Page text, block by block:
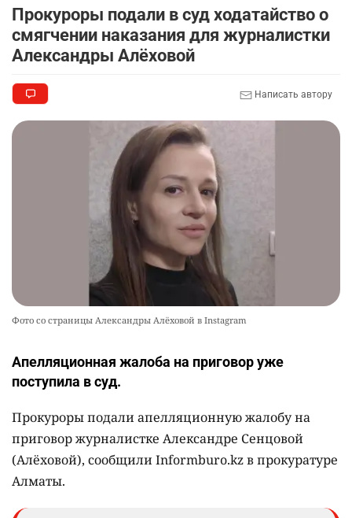
Прокуроры подали в суд ходатайство о
смягчении наказания для журналистки
Александры Алёховой
Написать автору
Фото со страницы Александры Алёховой в Instagram
Апелляционная жалоба на приговор уже
поступила в суд.
Прокуроры подали апелляционную жалобу на
приговор журналистке Александре Сенцовой
(Алёховой), сообщили Informburo.kz в прокуратуре
Алматы.